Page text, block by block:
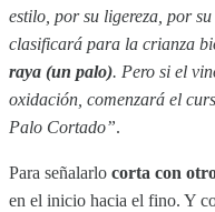
estilo, por su ligereza, por
clasificará para la crianza
raya (un palo). Pero si el
oxidación, comenzará el
Palo Cortado”.
Para señalarlo corta con
en el inicio hacia el fino. Y